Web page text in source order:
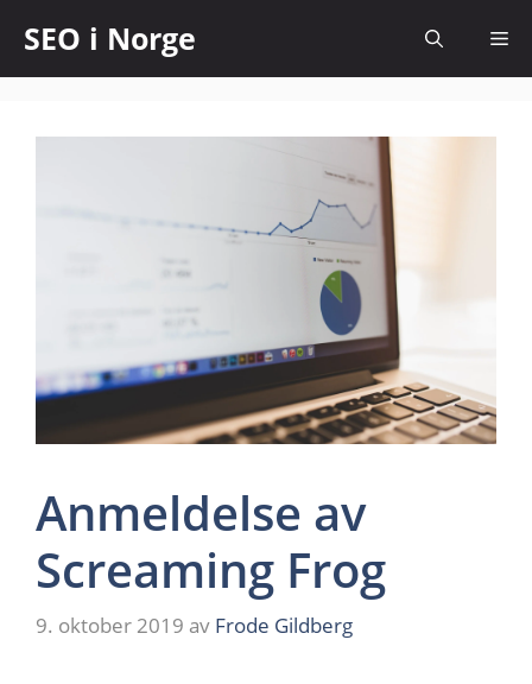
SEO i Norge
Anmeldelse av
Screaming Frog
9. oktober 2019 av Frode Gildberg